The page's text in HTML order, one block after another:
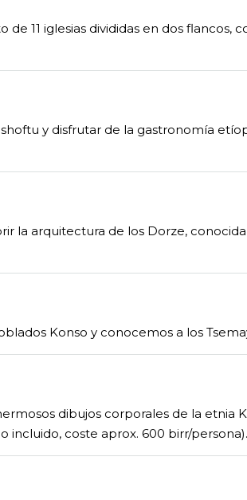
11 iglesias divididas en dos flancos,
y disfrutar de la gastronomía
la arquitectura de los Dorze, conocida
Konso y conocemos a los
dibujos corporales de la etnia
coste aprox. 600 birr/